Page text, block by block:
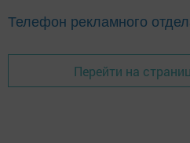
Телефон рекламного
Перейти на